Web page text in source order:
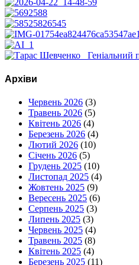
Архіви
Червень 2026 (3)
Травень 2026 (5)
Квітень 2026 (4)
Березень 2026 (4)
Лютий 2026 (10)
Січень 2026 (5)
Грудень 2025 (10)
Листопад 2025 (4)
Жовтень 2025 (9)
Вересень 2025 (6)
Серпень 2025 (3)
Липень 2025 (3)
Червень 2025 (4)
Травень 2025 (8)
Квітень 2025 (4)
Березень 2025 (11)